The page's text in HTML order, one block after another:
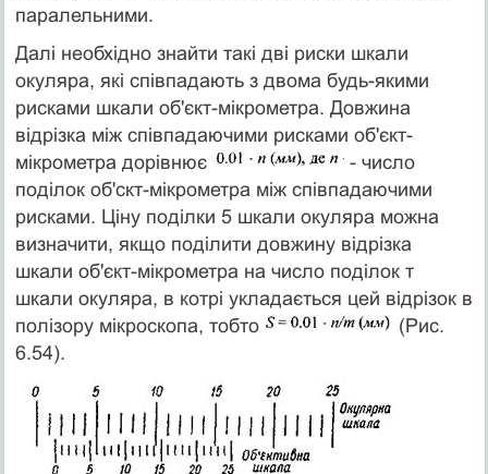
паралельними.
Далі необхідно знайти такі дві риски шкали
окуляра, які співпадають з двома будь-якими
рисками шкали об'єкт-мікрометра. Довжина
відрізка між співпадаючими рисками об'єкт-
мікрометра дорівнює
- число
поділок об'скт-мікрометра між співпадаючими
рисками. Ціну поділки 5 шкали окуляра можна
визначити, якщо поділити довжину відрізка
шкали об'єкт-мікрометра на число поді­лок т
шкали окуляра, в котрі укладається цей відрізок в
полізору мікроскопа, тобто
(Рис.
6.54).